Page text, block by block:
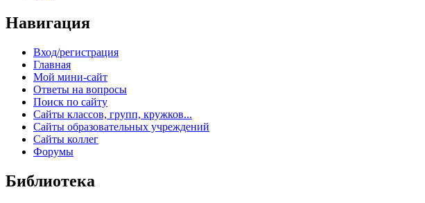
Навигация
Вход/регистрация
Главная
Мой мини-сайт
Ответы на вопросы
Поиск по сайту
Сайты классов, групп, кружков...
Сайты образовательных учреждений
Сайты коллег
Форумы
Библиотека